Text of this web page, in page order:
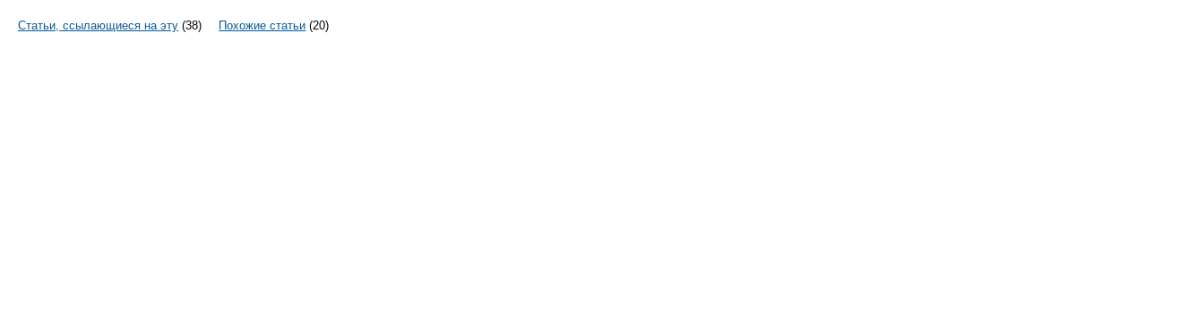
Статьи, ссылающиеся на эту (38) Похожие статьи (20)